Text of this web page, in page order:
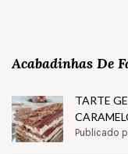
Acabadinhas De
TARTE
Publicado